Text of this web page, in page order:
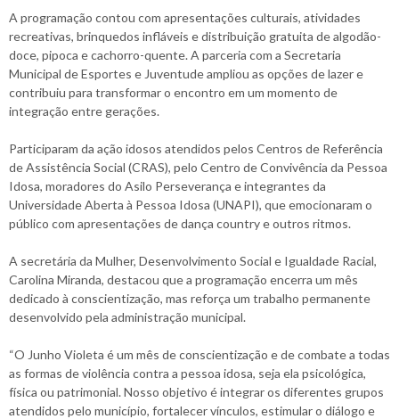
A programação contou com apresentações culturais, atividades
recreativas, brinquedos infláveis e distribuição gratuita de algodão-
doce, pipoca e cachorro-quente. A parceria com a Secretaria
Municipal de Esportes e Juventude ampliou as opções de lazer e
contribuiu para transformar o encontro em um momento de
integração entre gerações.
Participaram da ação idosos atendidos pelos Centros de Referência
de Assistência Social (CRAS), pelo Centro de Convivência da Pessoa
Idosa, moradores do Asilo Perseverança e integrantes da
Universidade Aberta à Pessoa Idosa (UNAPI), que emocionaram o
público com apresentações de dança country e outros ritmos.
A secretária da Mulher, Desenvolvimento Social e Igualdade Racial,
Carolina Miranda, destacou que a programação encerra um mês
dedicado à conscientização, mas reforça um trabalho permanente
desenvolvido pela administração municipal.
“O Junho Violeta é um mês de conscientização e de combate a todas
as formas de violência contra a pessoa idosa, seja ela psicológica,
física ou patrimonial. Nosso objetivo é integrar os diferentes grupos
atendidos pelo município, fortalecer vínculos, estimular o diálogo e